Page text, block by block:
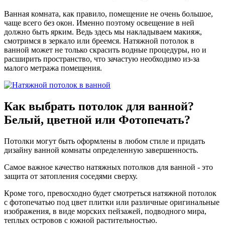
Ванная комната, как правило, помещение не очень большое,
чаще всего без окон. Именно поэтому освещение в ней
должно быть ярким. Ведь здесь мы накладываем макияж,
смотримся в зеркало или бреемся. Натяжной потолок в
ванной может не только скрасить водные процедуры, но и
расширить пространство, что зачастую необходимо из-за
малого метража помещения.
Как выбрать потолок для ванной?
Белый, цветной или Фотопечать?
Потолки могут быть оформлены в любом стиле и придать
дизайну ванной комнаты определенную завершенность.
Самое важное качество натяжных потолков для ванной - это
защита от затопления соседями сверху.
Кроме того, превосходно будет смотреться натяжной потолок
с фотопечатью под цвет плитки или различные оригинальные
изображения, в виде морских пейзажей, подводного мира,
теплых островов с южной растительностью.